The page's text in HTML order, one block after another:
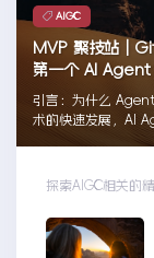
AIGC
MVP 聚技站｜
第一个 AI Agent
引言：为什么
术的快速发展，AI
探索AIGC相关的